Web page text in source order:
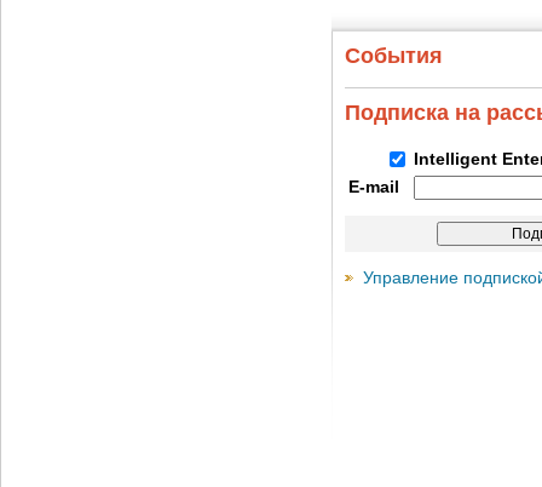
События
Подписка на
Intelligent
E-mail
Управление